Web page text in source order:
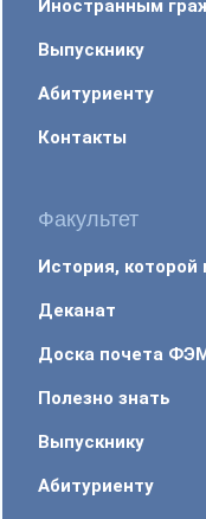
Иностранным
Выпускнику
Абитуриенту
Контакты
Факультет
История,
Деканат
Доска почета ФЭМ
Полезно знать
Выпускнику
Абитуриенту